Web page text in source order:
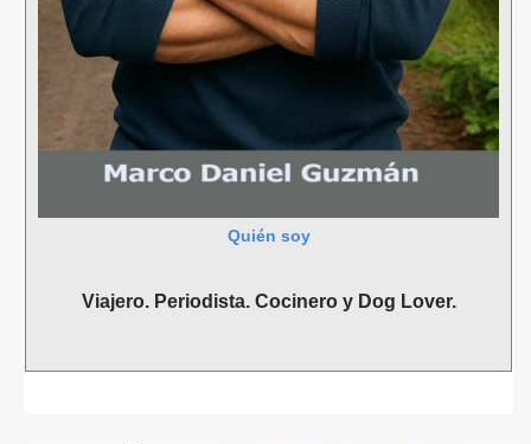
Quién soy
Viajero. Periodista. Cocinero y Dog Lover.